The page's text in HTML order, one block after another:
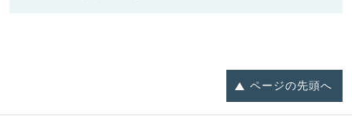
ページの先頭へ